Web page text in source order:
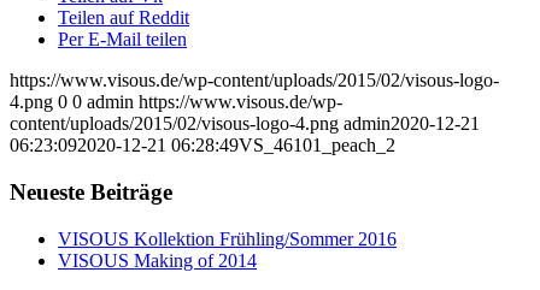
Teilen auf Reddit
Per E-Mail teilen
https://www.visous.de/wp-content/uploads/2015/02/visous-logo-
4.png 0 0 admin https://www.visous.de/wp-
content/uploads/2015/02/visous-logo-4.png admin2020-12-21
06:23:092020-12-21 06:28:49VS_46101_peach_2
Neueste Beiträge
VISOUS Kollektion Frühling/Sommer 2016
VISOUS Making of 2014